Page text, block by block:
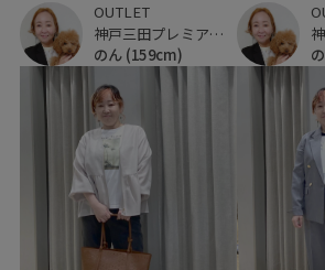
OUTLET
神戸三田プレミアム・アウトレット
のん (159cm)